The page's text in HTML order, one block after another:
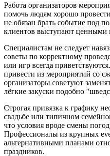
Работа организаторов
помочь людям хорошо
не обязан брать событие под
клиентов выступают ценными
Специалистам не следует
советы по корректному
или игр всегда
привести из мероприятий со
организаторы советуют
лёгкие закуски подобно
Строгая привязка к графику
свадьбе или типичном
что условия вроде смены
Профессионалы из крупных
альтернативными планами
праздников.